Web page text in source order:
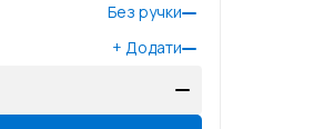
Без ручки
+ Додати